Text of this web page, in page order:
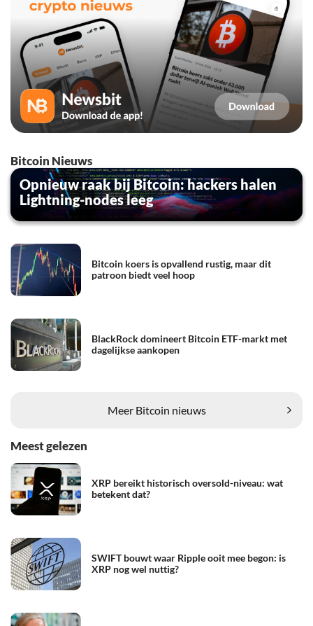
Bitcoin Nieuws
Opnieuw raak bij Bitcoin: hackers halen
Lightning-nodes leeg
Bitcoin koers is opvallend rustig, maar dit
patroon biedt veel hoop
BlackRock domineert Bitcoin ETF-markt met
dagelijkse aankopen
Meer Bitcoin nieuws
Meest gelezen
XRP bereikt historisch oversold-niveau: wat
betekent dat?
SWIFT bouwt waar Ripple ooit mee begon: is
XRP nog wel nuttig?